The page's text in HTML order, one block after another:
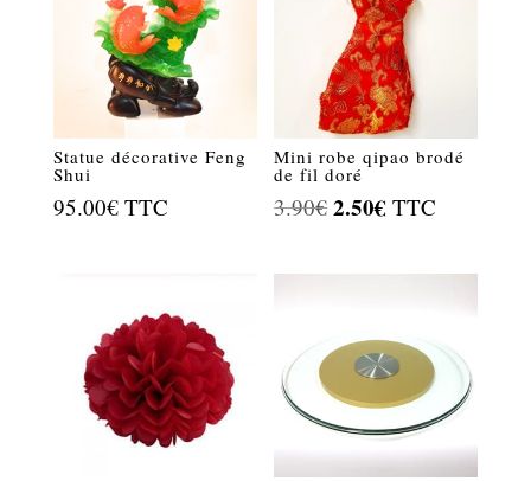
Statue décorative Feng
Shui
95.00€ TTC
Mini robe qipao brodé
de fil doré
3.90€ Le
2.50€ Le
actuel
TTC